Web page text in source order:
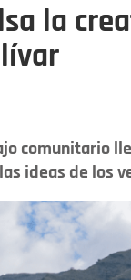
la
comunitario
ideas de los